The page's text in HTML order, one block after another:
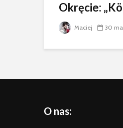
Okręcie:
Maciej 30
O nas: